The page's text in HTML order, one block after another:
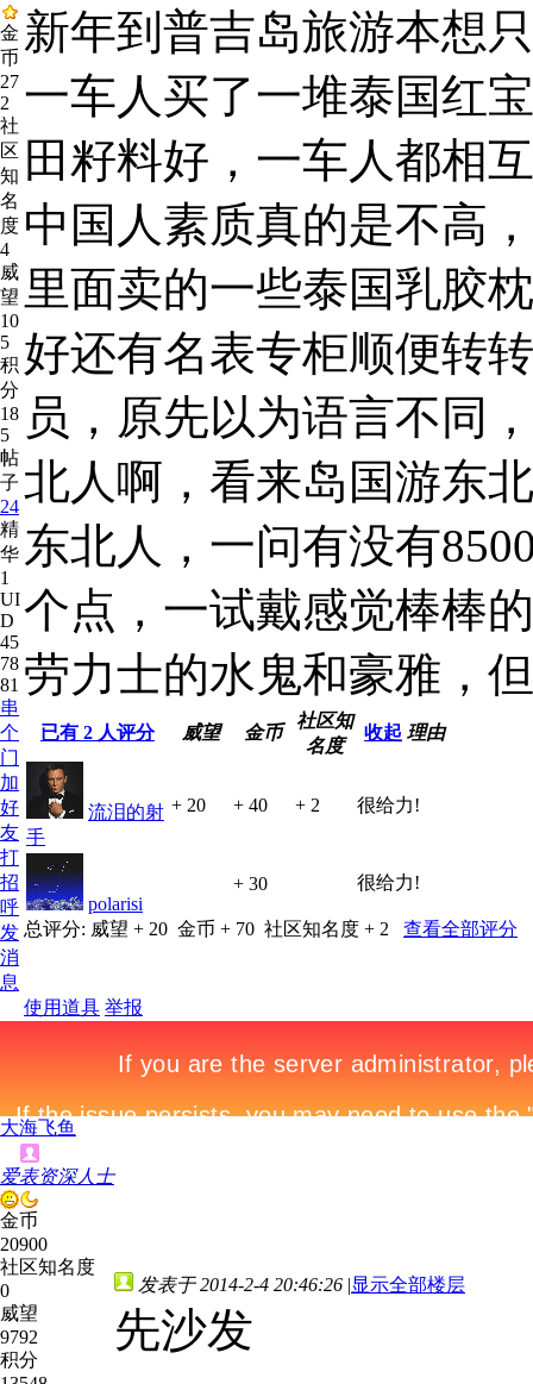
金
币
27
2
社
区
知
名
度
4
威
望
10
5
积
分
18
5
帖
子
24
精
华
1
UI
D
45
78
81
串
个
门
加
好
友
打
招
呼
发
消
息
新年到普吉岛旅游本想
一车人买了一堆泰国红
田籽料好，一车人都相
中国人素质真的是不高
里面卖的一些泰国乳胶
好还有名表专柜顺便转
员，原先以为语言不同
北人啊，看来岛国游东
东北人，一问有没有
个点，一试戴感觉棒棒
劳力士的水鬼和豪雅，
已有 2 人评分 威望 金币
社区知
名度
收起 理由
流泪的射
手
+ 20 + 40 + 2 很给力!
polarisi
+ 30 很给力!
总评分: 威望 + 20 金币 + 70 社区知名度 + 2 查看全部评分
使用道具 举报
大海飞鱼
爱表资深人士
金币
20900
社区知名度
0
威望
9792
积分
发表于 2014-2-4 20:46:26 |显示全部楼层
先沙发